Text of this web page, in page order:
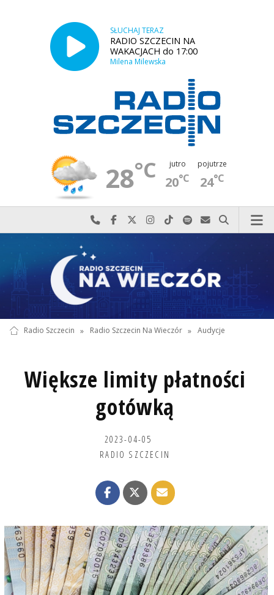
SŁUCHAJ TERAZ
RADIO SZCZECIN NA
WAKACJACH do 17:00
Milena Milewska
28°C jutro
20°C
pojutrze
24°C
Najlepiej po prostu do nas zadzwoń
Odwiedź nas na Facebook-u
Odwiedź nas na X
Odwiedź nas na Instagram-ie
Odwiedź nas na TikTok-u
Szukaj nas na Spotify
Wyślij do nas
Szukaj
Radio Szczecin » Radio Szczecin Na Wieczór » Audycje
Większe limity płatności
gotówką
2023-04-05
RADIO SZCZECIN